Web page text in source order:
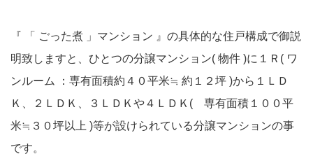
『 「 ごった煮 」マンション 』の具体的な住戸構成で御説
明致しますと、ひとつの分譲マンション( 物件 )に１Ｒ( ワ
ンルーム ：専有面積約４０平米≒ 約１２坪 )から１ＬＤ
Ｋ、２ＬＤＫ、３ＬＤＫや４ＬＤＫ( 専有面積１００平
米≒３０坪以上 )等が設けられている分譲マンションの事
です。